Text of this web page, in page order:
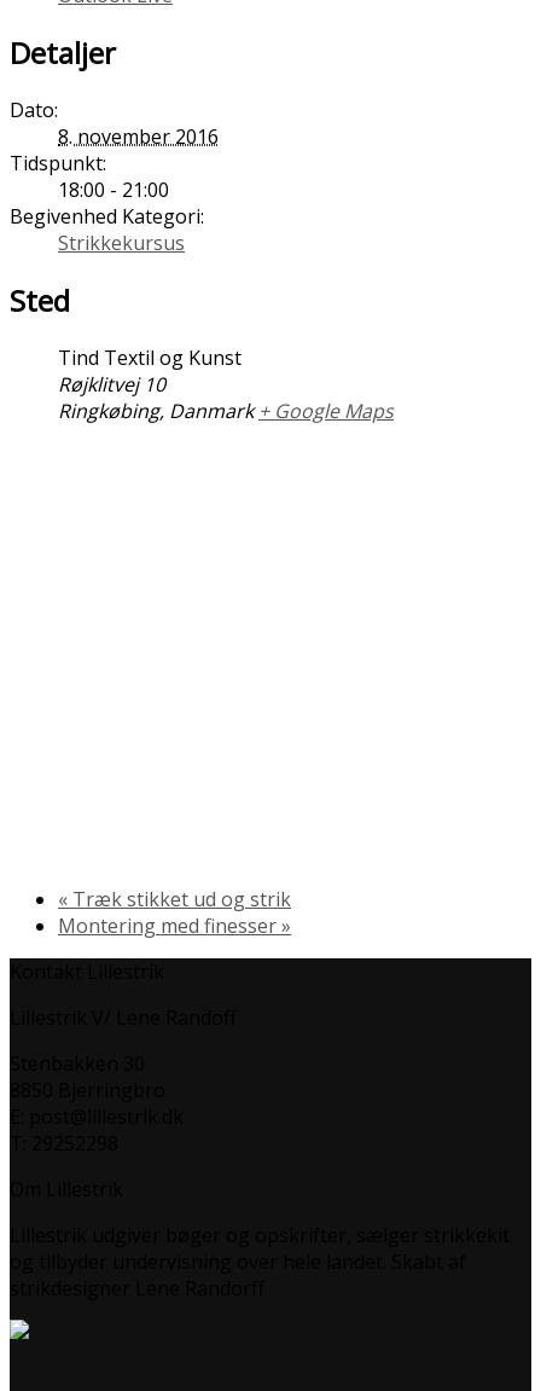
Detaljer
Dato:
8. november 2016
Tidspunkt:
18:00 - 21:00
Begivenhed Kategori:
Strikkekursus
Sted
Tind Textil og Kunst
Røjklitvej 10
Ringkøbing, Danmark + Google Maps
« Træk stikket ud og strik
Montering med finesser»